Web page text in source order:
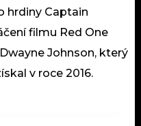
hrdiny Captain
filmu Red One
Johnson, který
v roce 2016.